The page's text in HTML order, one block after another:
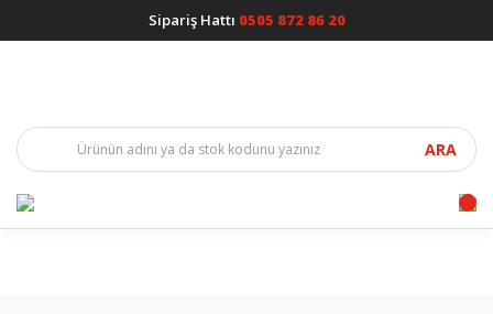
Sipariş Hattı 0505 872 86 20
ARA